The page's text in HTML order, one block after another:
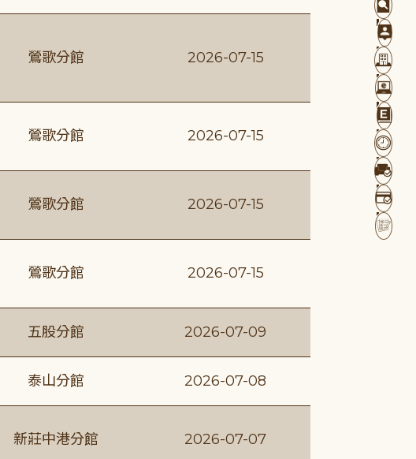
鶯歌分館 2026-07-15
鶯歌分館 2026-07-15
鶯歌分館 2026-07-15
鶯歌分館 2026-07-15
五股分館 2026-07-09
泰山分館 2026-07-08
新莊中港分館 2026-07-07